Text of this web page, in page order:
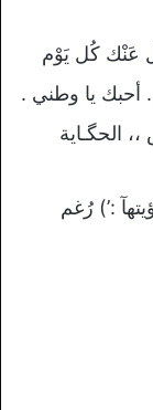
عَنْك كُل يَوْم
أحبك يا وطني .
اﻟﺤﮕـﺎﻳﺔ
:’) رُغم